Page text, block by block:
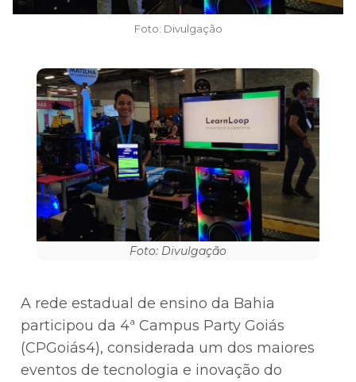
Foto: Divulgação
Foto: Divulgação
A rede estadual de ensino da Bahia
participou da 4ª Campus Party Goiás
(CPGoiás4), considerada um dos maiores
eventos de tecnologia e inovação do